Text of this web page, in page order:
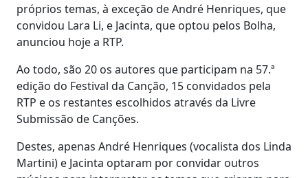
próprios temas, à exceção de André Henriques, que
convidou Lara Li, e Jacinta, que optou pelos Bolha,
anunciou hoje a RTP.
Ao todo, são 20 os autores que participam na 57.ª
edição do Festival da Canção, 15 convidados pela
RTP e os restantes escolhidos através da Livre
Submissão de Canções.
Destes, apenas André Henriques (vocalista dos Linda
Martini) e Jacinta optaram por convidar outros